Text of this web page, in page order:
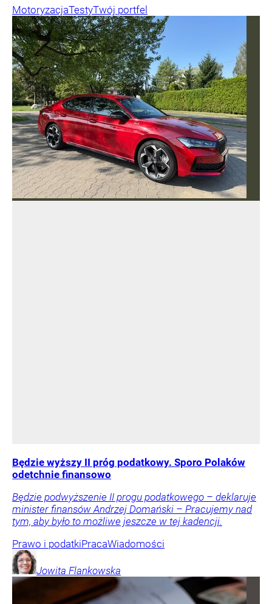
MotoryzacjaTestyTwój portfel
Będzie wyższy II próg podatkowy. Sporo Polaków
odetchnie finansowo
Będzie podwyższenie II progu podatkowego – deklaruje
minister finansów Andrzej Domański – Pracujemy nad
tym, aby było to możliwe jeszcze w tej kadencji.
Prawo i podatkiPracaWiadomości
Jowita Flankowska